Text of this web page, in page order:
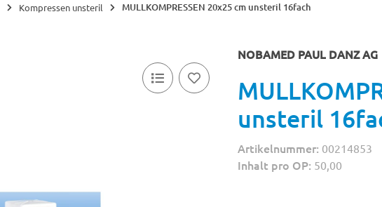
Kompressen unsteril MULLKOMPRESSEN 20x25 cm unsteril 16fach
NOBAMED PAUL DANZ AG
unsteril
Artikelnummer: 00214853
Inhalt pro OP: 50,00